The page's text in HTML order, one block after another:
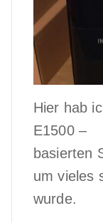
Hier hab
E1500 –
basierten
um vieles
wurde.